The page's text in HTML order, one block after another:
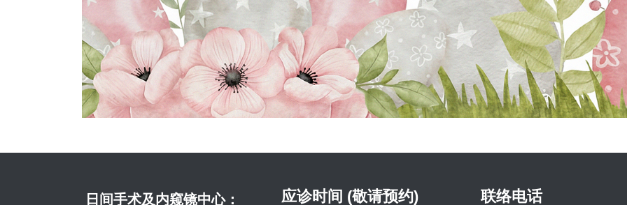
日间手术及内窥镜中心： 应诊时间 (敬请预约) 联络电话